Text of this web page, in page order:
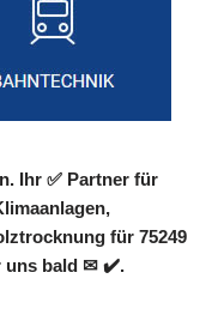
Ihr ✅ Partner für
für 75249
uns bald ✉ ✔️.